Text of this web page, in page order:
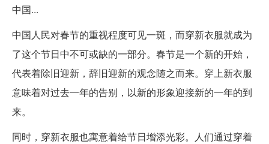
中国...
中国人民对春节的重视程度可见一斑，而穿新衣服就成为
了这个节日中不可或缺的一部分。春节是一个新的开始，
代表着除旧迎新，辞旧迎新的观念随之而来。穿上新衣服
意味着对过去一年的告别，以新的形象迎接新的一年的到
来。
同时，穿新衣服也寓意着给节日增添光彩。人们通过穿着